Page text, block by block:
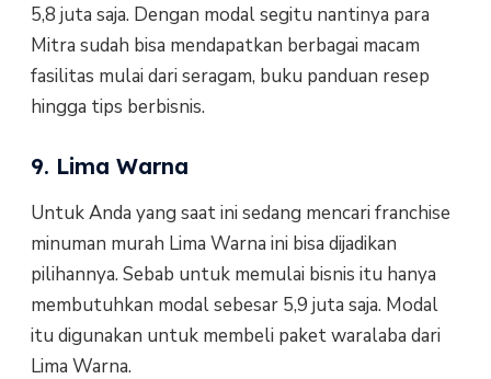
5,8 juta saja. Dengan modal segitu nantinya para
Mitra sudah bisa mendapatkan berbagai macam
fasilitas mulai dari seragam, buku panduan resep
hingga tips berbisnis.
9. Lima Warna
Untuk Anda yang saat ini sedang mencari franchise
minuman murah Lima Warna ini bisa dijadikan
pilihannya. Sebab untuk memulai bisnis itu hanya
membutuhkan modal sebesar 5,9 juta saja. Modal
itu digunakan untuk membeli paket waralaba dari
Lima Warna.